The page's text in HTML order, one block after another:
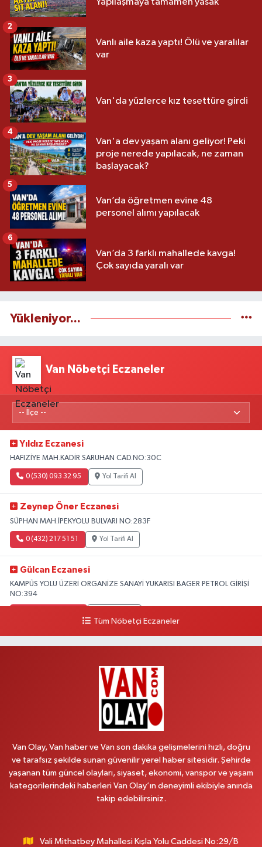
Vanlı aile kaza yaptı! Ölü ve yaralılar
var
2
Van'da yüzlerce kız tesettüre girdi
3
Van'a dev yaşam alanı geliyor! Peki
proje nerede yapılacak, ne zaman
başlayacak?
4
Van’da öğretmen evine 48
personel alımı yapılacak
5
Van’da 3 farklı mahallede kavga!
Çok sayıda yaralı var
6
Yükleniyor...
Van Nöbetçi Eczaneler
Yıldız Eczanesi
HAFIZİYE MAH.KADİR SARUHAN CAD.NO:30C
0 (530) 093 32 95 Yol Tarifi Al
Zeynep Öner Eczanesi
SÜPHAN MAH.İPEKYOLU BULVARI NO:283F
0 (432) 217 51 51 Yol Tarifi Al
Gülcan Eczanesi
KAMPÜS YOLU ÜZERİ ORGANİZE SANAYİ YUKARISI BAGER PETROL GİRİŞİ
NO:394
HEKİM HASTANESİ ACİL KARŞISI
Yol Tarifi Al
MAHMUDİYE MAH.ATATÜRK CAD.NO:17B
0 (531) 621 69 65 Yol Tarifi Al
Onay Eczanesi
Tüm Nöbetçi Eczaneler
Van Olay, Van haber ve Van son dakika gelişmelerini hızlı, doğru
ve tarafsız şekilde sunan güvenilir yerel haber sitesidir. Şehirde
yaşanan tüm güncel olayları, siyaset, ekonomi, vanspor ve yaşam
kategorilerindeki haberleri Van Olay’ın deneyimli ekibiyle anında
takip edebilirsiniz.
Vali Mithatbey Mahallesi Kışla Yolu Caddesi No:29/B